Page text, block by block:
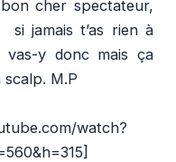
cher spectateur,
jamais t’as rien à
vas-y donc mais ça
M.P
watch?